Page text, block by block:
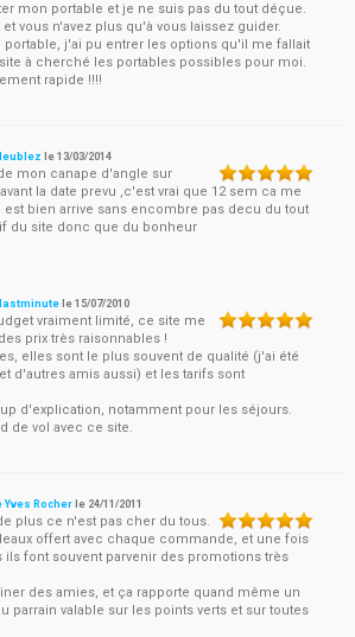
mon portable et je ne suis pas du tout déçue.
vous n'avez plus qu'à vous laissez guider.
j'ai pu entrer les options qu'il me fallait
à cherché les portables possibles pour moi.
rapide !!!!
le13/03/2014
mon canape d'angle sur
la date prevu ,c'est vrai que 12 sem ca me
est bien arrive sans encombre pas decu du tout
du site donc que du bonheur
lastminute le15/07/2010
vraiment limité, ce site me
prix très raisonnables !
elles sont le plus souvent de qualité (j'ai été
d'autres amis aussi) et les tarifs sont
d'explication, notamment pour les séjours.
de vol avec ce site.
Yves Rocher le 24/11/2011
plus ce n'est pas cher du tous.
offert avec chaque commande, et une fois
ils font souvent parvenir des promotions très
des amies, et ça rapporte quand même un
parrain valable sur les points verts et sur toutes